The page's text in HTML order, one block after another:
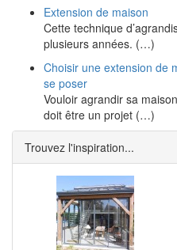
Extension de maison
Cette technique
plusieurs années. (…)
Choisir une extension de
se poser
Vouloir agrandir sa
doit être un projet (…)
Trouvez l'inspiration...